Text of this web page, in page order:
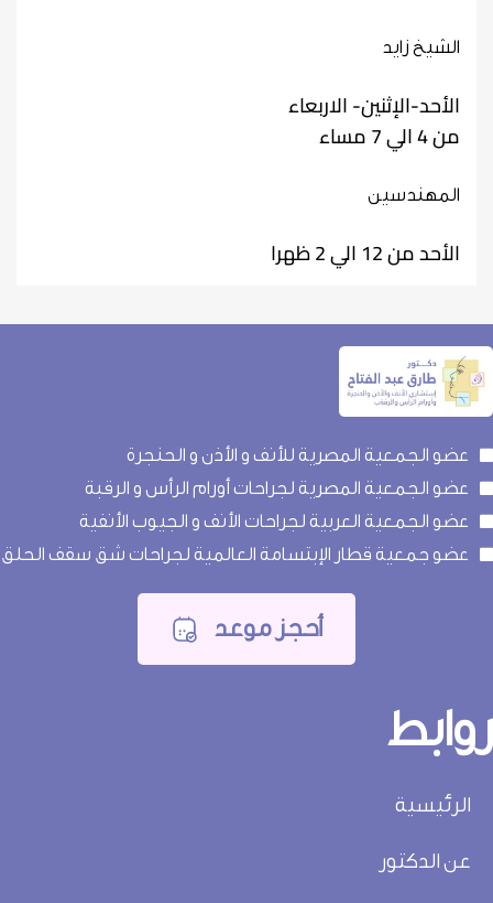
الشيخ زايد
الأحد-الإثنين- الاربعاء
من 4 الي 7 مساء
المهندسين
الأحد من 12 الي 2 ظهرا
عضو الجمعية المصرية للأنف و الأذن و الحنجرة
عضو الجمعية المصرية لجراحات أورام الرأس و الرقبة
عضو الجمعية العربية لجراحات الأنف و الجيوب الأنفية
عضو جمعية قطار الإبتسامة العالمية لجراحات شق سقف الحلق
أحجز موعد
الرئيسية
عن الدكتور